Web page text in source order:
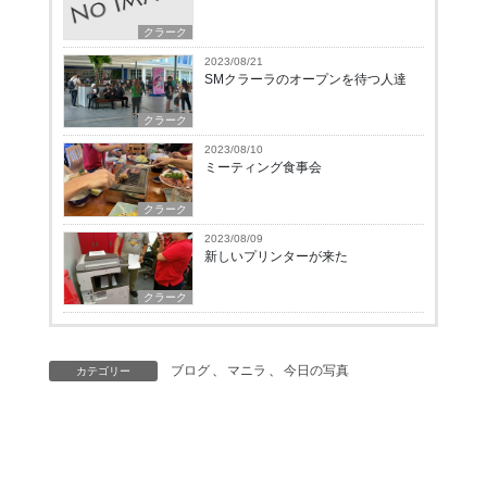
クラーク
クラーク
2023/08/21
SMクラーラのオープンを待つ人達
クラーク
2023/08/10
ミーティング食事会
クラーク
2023/08/09
新しいプリンターが来た
カテゴリー ブログ 、 マニラ 、 今日の写真